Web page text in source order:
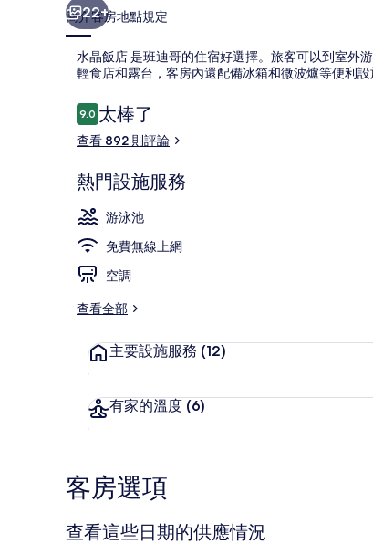
迷你
22+
簡介客房地點規定
水晶飯店 是班迪哥的住宿好選擇。旅客可以到室外
輕食店和露台，客房內還配備冰箱和微波爐等便利
評
論
9.09.0 分，滿分 10 分，
太棒了
查看 892 則評論
熱門設施服務
游泳池
免費無線上網
空調
查看全部
主要設施服務 (12)
有家的溫度 (6)
客房選項
查看這些日期的供應情況